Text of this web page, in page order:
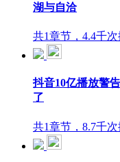
湖与自洽
共1章节，4.4千
抖音10亿播放警
了
共1章节，8.7千